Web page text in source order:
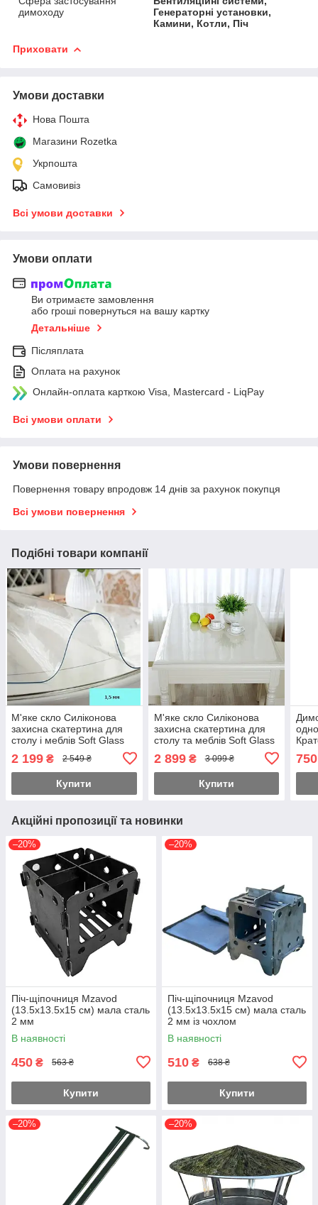
димоходу
Генераторні установки,
Камини, Котли, Піч
Приховати
Умови доставки
Нова Пошта
Магазини Rozetka
Укрпошта
Самовивіз
Всі умови доставки
Умови оплати
Ви отримаєте замовлення
або гроші повернуться на вашу картку
Детальніше
Післяплата
Оплата на рахунок
Онлайн-оплата карткою Visa, Mastercard - LiqPay
Всі умови оплати
Умови повернення
Повернення товару впродовж 14 днів за рахунок покупця
Всі умови повернення
Подібні товари компанії
М'яке скло Силіконова
захисна скатертина для
столу і меблів Soft Glass
мм Прозора
2 199 ₴ 2 549 ₴
Купити
М'яке скло Силіконова
захисна скатертина для
столу та меблів Soft Glass
(3.2х1.0м) товщина 1,5мм
Прозора
2 899₴ 3 099 ₴
Купити
750
Акційні пропозиції та новинки
–20%
Піч-щіпочниця Mzavod
(13.5х13.5х15 см) мала сталь
2 мм
В наявності
450 ₴ 563 ₴
Купити
–20%
Піч-щіпочниця Mzavod
(13.5х13.5х15 см) мала сталь
2 мм із чохлом
В наявності
510 ₴ 638 ₴
Купити
–20% –20%